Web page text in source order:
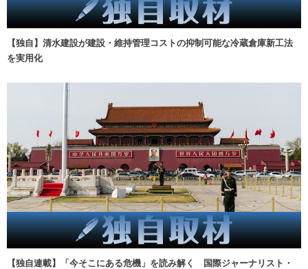
【独自】清水建設が建設・維持管理コストの抑制可能な冷蔵倉庫新工法
を実用化
【独自連載】「今そこにある危機」を読み解く 国際ジャーナリスト・